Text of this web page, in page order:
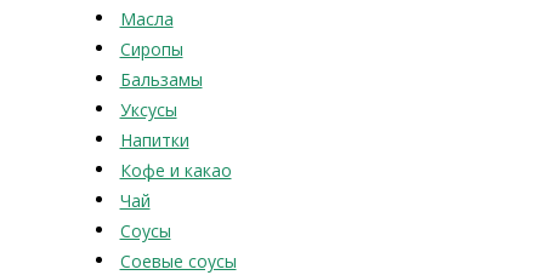
Масла
Сиропы
Бальзамы
Уксусы
Напитки
Кофе и какао
Чай
Соусы
Соевые соусы